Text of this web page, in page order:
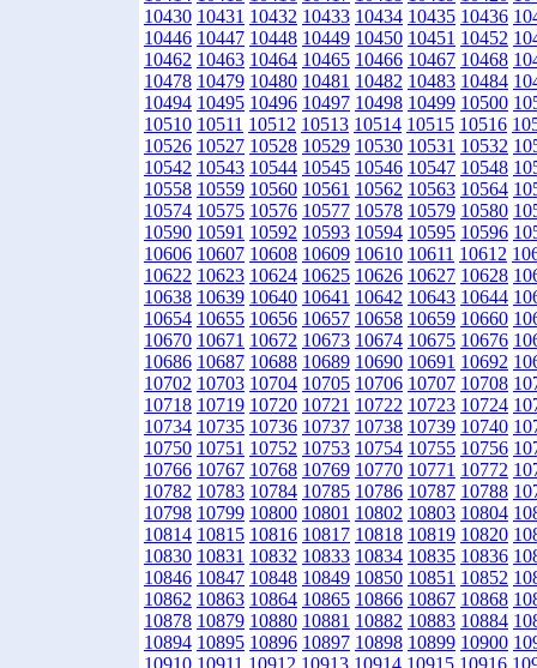
10430 10431 10432 10433 10434 10435 10436
10446 10447 10448 10449 10450 10451 10452
10462 10463 10464 10465 10466 10467 10468
10478 10479 10480 10481 10482 10483 10484
10494 10495 10496 10497 10498 10499 10500
10510 10511 10512 10513 10514 10515 10516
10526 10527 10528 10529 10530 10531 10532
10542 10543 10544 10545 10546 10547 10548
10558 10559 10560 10561 10562 10563 10564
10574 10575 10576 10577 10578 10579 10580
10590 10591 10592 10593 10594 10595 10596
10606 10607 10608 10609 10610 10611 10612
10622 10623 10624 10625 10626 10627 10628
10638 10639 10640 10641 10642 10643 10644
10654 10655 10656 10657 10658 10659 10660
10670 10671 10672 10673 10674 10675 10676
10686 10687 10688 10689 10690 10691 10692
10702 10703 10704 10705 10706 10707 10708
10718 10719 10720 10721 10722 10723 10724
10734 10735 10736 10737 10738 10739 10740
10750 10751 10752 10753 10754 10755 10756
10766 10767 10768 10769 10770 10771 10772
10782 10783 10784 10785 10786 10787 10788
10798 10799 10800 10801 10802 10803 10804
10814 10815 10816 10817 10818 10819 10820
10830 10831 10832 10833 10834 10835 10836
10846 10847 10848 10849 10850 10851 10852
10862 10863 10864 10865 10866 10867 10868
10878 10879 10880 10881 10882 10883 10884
10894 10895 10896 10897 10898 10899 10900
10910 10911 10912 10913 10914 10915 10916